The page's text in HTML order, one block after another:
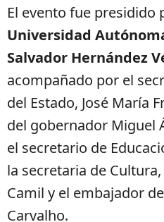
El evento fue presidido
Universidad
Salvador Hernández
acompañado por el
del Estado, José María
del gobernador Miguel
el secretario de
la secretaria de
Camil y el embajador
Carvalho.